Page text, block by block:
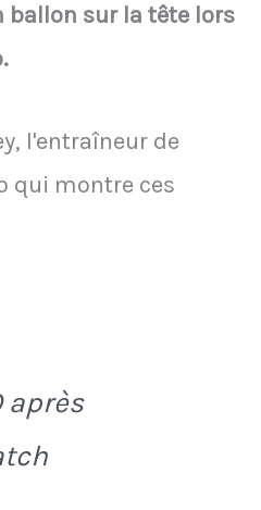
ballon sur la tête lors
l'entraîneur de
qui montre ces
après